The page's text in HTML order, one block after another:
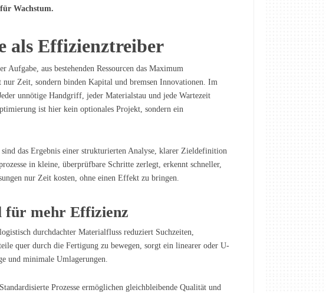
Wachstum.
als Effizienztreiber
aus bestehenden Ressourcen das Maximum
Zeit, sondern binden Kapital und bremsen Innovationen. Im
unnötige Handgriff, jeder Materialstau und jede Wartezeit
ist hier kein optionales Projekt, sondern ein
das Ergebnis einer strukturierten Analyse, klarer Zieldefinition
in kleine, überprüfbare Schritte zerlegt, erkennt schneller,
nur Zeit kosten, ohne einen Effekt zu bringen.
für mehr Effizienz
durchdachter Materialfluss reduziert Suchzeiten,
quer durch die Fertigung zu bewegen, sorgt ein linearer oder U-
und minimale Umlagerungen.
Standardisierte Prozesse ermöglichen gleichbleibende Qualität und